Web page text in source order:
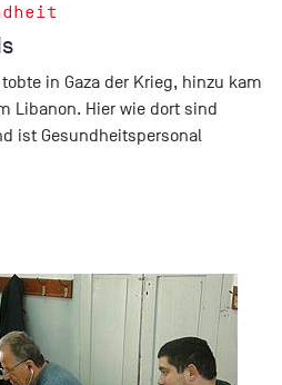
in Gaza der Krieg, hinzu kam
Libanon. Hier wie dort sind
ist Gesundheitspersonal